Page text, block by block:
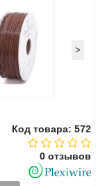
>
Код товара: 572
0 отзывов